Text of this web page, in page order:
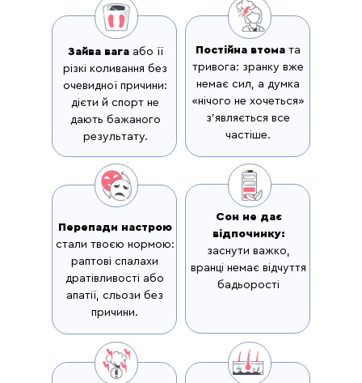
Постійна втома та
тривога: зранку вже
немає сил, а думка
«нічого не хочеться»
з’являється все
частіше.
Зайва вагаабо її
різкі коливання без
очевидної причини:
дієти й спорт не
дають бажаного
результату.
Перепади настрою
стали твоєю нормою:
раптові спалахи
дратівливості або
апатії, сльози без
причини.
Сон не дає
відпочинку:
заснути важко,
вранці немає відчуття
бадьорості